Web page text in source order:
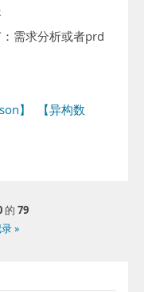
需求分析或者prd
】
【异构数
的 79
»